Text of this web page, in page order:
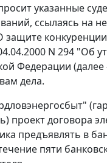
указанные
ссылаясь на
защите
N 294 "Об
Федерации (далее
дела.
договора
предъявлять в
пяти